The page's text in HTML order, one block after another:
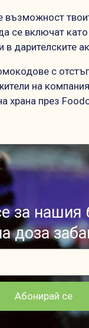
възможност
се включат като
в дарителските
с
на
храна през
за нашия
доза
Абонирай се